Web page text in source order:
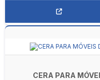
CERA PARA